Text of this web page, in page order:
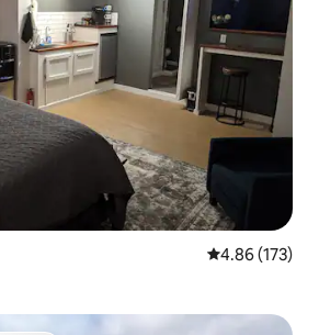
Calificación
4.86 (173)